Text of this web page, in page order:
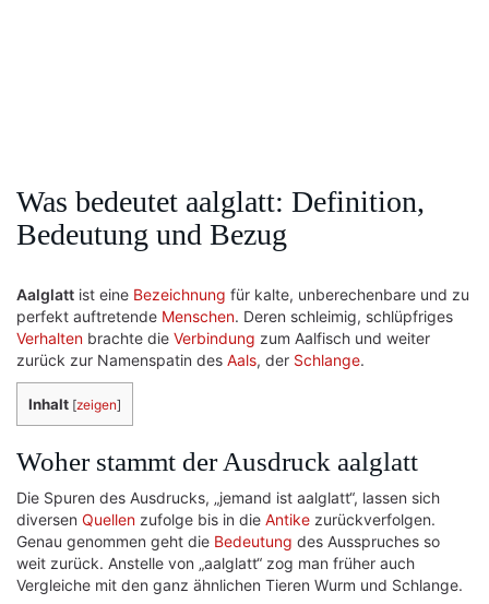
Was bedeutet aalglatt: Definition,
Bedeutung und Bezug
Aalglatt ist eine Bezeichnung für kalte, unberechenbare und zu
perfekt auftretende Menschen. Deren schleimig, schlüpfriges
Verhalten brachte die Verbindung zum Aalfisch und weiter
zurück zur Namenspatin des Aals, der Schlange.
Inhalt [zeigen]
Woher stammt der Ausdruck aalglatt
Die Spuren des Ausdrucks, „jemand ist aalglatt“, lassen sich
diversen Quellen zufolge bis in die Antike zurückverfolgen.
Genau genommen geht die Bedeutung des Ausspruches so
weit zurück. Anstelle von „aalglatt“ zog man früher auch
Vergleiche mit den ganz ähnlichen Tieren Wurm und Schlange.